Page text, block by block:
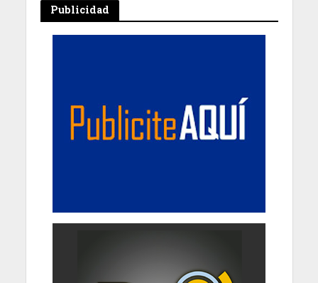
Publicidad